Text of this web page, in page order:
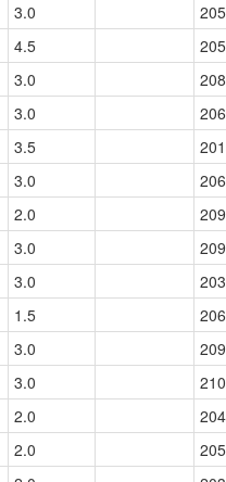
3.0
4.5
3.0
3.0
3.5
3.0
2.0
3.0
3.0
1.5
3.0
3.0
2.0
2.0